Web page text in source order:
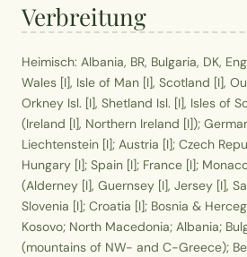
Verbreitung
Heimisch: Albania, BR, Bulgaria, DK,
Wales [I], Isle of Man [I], Scotland [I],
Orkney Isl. [I], Shetland Isl. [I], Isles of
(Ireland [I], Northern Ireland [I]);
Liechtenstein [I]; Austria [I]; Czech
Hungary [I]; Spain [I]; France [I];
(Alderney [I], Guernsey [I], Jersey [I],
Slovenia [I]; Croatia [I]; Bosnia &
Kosovo; North Macedonia; Albania;
(mountains of NW- and C-Greece);